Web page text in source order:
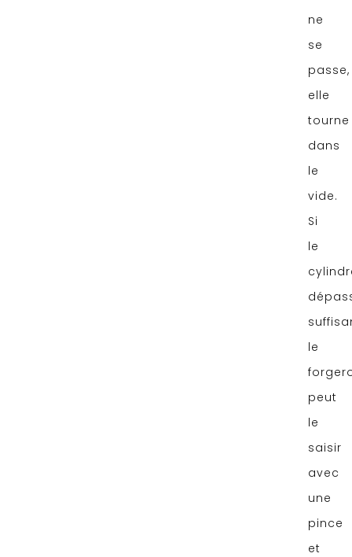
ne
se
passe,
elle
tourne
dans
le
vide.
Si
le
le
peut
le
saisir
avec
une
pince
et